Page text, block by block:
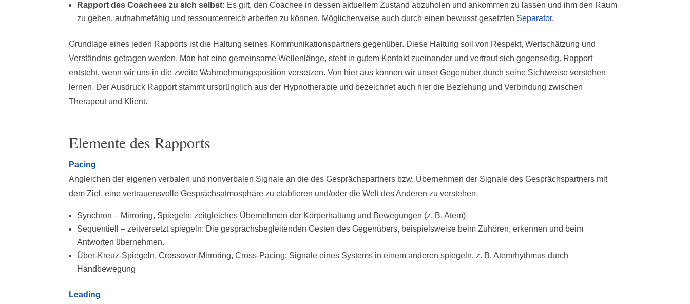
Rapport des Coachees zu sich selbst: Es gilt, den Coachee in dessen aktuellem Zustand abzuholen und ankommen zu lassen und ihm den Raum
zu geben, aufnahmefähig und ressourcenreich arbeiten zu können. Möglicherweise auch durch einen bewusst gesetzten Separator.
Grundlage eines jeden Rapports ist die Haltung seines Kommunikationspartners gegenüber. Diese Haltung soll von Respekt, Wertschätzung und
Verständnis getragen werden. Man hat eine gemeinsame Wellenlänge, steht in gutem Kontakt zueinander und vertraut sich gegenseitig. Rapport
entsteht, wenn wir uns in die zweite Wahrnehmungsposition versetzen. Von hier aus können wir unser Gegenüber durch seine Sichtweise verstehen
lernen. Der Ausdruck Rapport stammt ursprünglich aus der Hypnotherapie und bezeichnet auch hier die Beziehung und Verbindung zwischen
Therapeut und Klient.
Elemente des Rapports
Pacing
Angleichen der eigenen verbalen und nonverbalen Signale an die des Gesprächspartners bzw. Übernehmen der Signale des Gesprächspartners mit
dem Ziel, eine vertrauensvolle Gesprächsatmosphäre zu etablieren und/oder die Welt des Anderen zu verstehen.
Synchron – Mirroring, Spiegeln: zeitgleiches Übernehmen der Körperhaltung und Bewegungen (z. B. Atem)
Sequentiell – zeitversetzt spiegeln: Die gesprächsbegleitenden Gesten des Gegenübers, beispielsweise beim Zuhören, erkennen und beim
Antworten übernehmen.
Über-Kreuz-Spiegeln, Crossover-Mirroring, Cross-Pacing: Signale eines Systems in einem anderen spiegeln, z. B. Atemrhythmus durch
Handbewegung
Leading